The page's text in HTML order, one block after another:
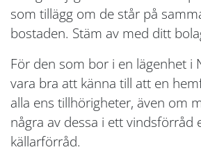
som tillägg om de står på
bostaden. Stäm av med ditt
För den som bor i en lägenhet i
vara bra att känna till att en
alla ens tillhörigheter, även om
några av dessa i ett vindsförråd
källarförråd.